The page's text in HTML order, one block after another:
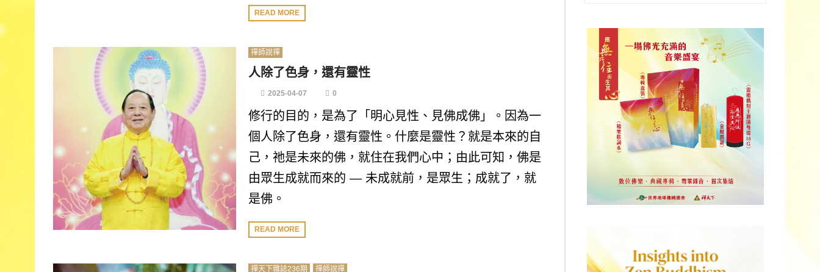
READ MORE
禪師說禪
人除了色身，還有靈性
2025-04-07 0
修行的目的，是為了「明心見性、見佛成佛」。因為一
個人除了色身，還有靈性。什麼是靈性？就是本來的自
己，祂是未來的佛，就住在我們心中；由此可知，佛是
由眾生成就而來的 — 未成就前，是眾生；成就了，就
是佛。
READ MORE
禪天下雜誌236期 禪師說禪